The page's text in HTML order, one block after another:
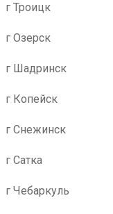
г Троицк
г Озерск
г Шадринск
г Копейск
г Снежинск
г Сатка
г Чебаркуль